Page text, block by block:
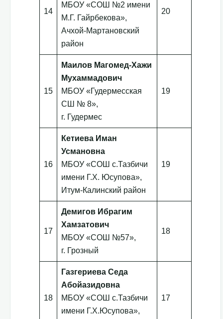
14
МБОУ «СОШ №2 имени
М.Г. Гайрбекова»,
Ачхой-Мартановский
район
20
15
Маилов Магомед-Хажи
Мухаммадович
МБОУ «Гудермесская
СШ № 8»,
г. Гудермес
19
16
Кетиева Иман
Усмановна
МБОУ «СОШ с.Тазбичи
имени Г.Х. Юсупова»,
Итум-Калинский район
19
17
Демигов Ибрагим
Хамзатович
МБОУ «СОШ №57»,
г. Грозный
18
18
Газгериева Седа
Абойазидовна
МБОУ «СОШ с.Тазбичи
имени Г.Х.Юсупова»,
17